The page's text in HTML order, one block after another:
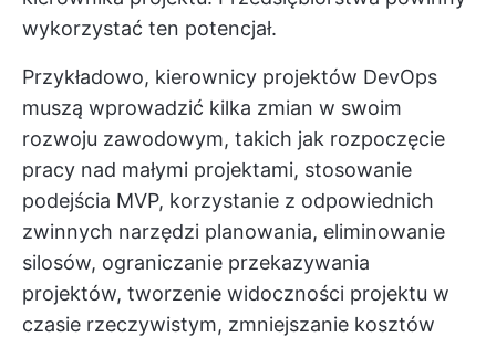
wykorzystać ten potencjał.
Przykładowo, kierownicy projektów DevOps
muszą wprowadzić kilka zmian w swoim
rozwoju zawodowym, takich jak rozpoczęcie
pracy nad małymi projektami, stosowanie
podejścia MVP, korzystanie z odpowiednich
zwinnych narzędzi planowania, eliminowanie
silosów, ograniczanie przekazywania
projektów, tworzenie widoczności projektu w
czasie rzeczywistym, zmniejszanie kosztów